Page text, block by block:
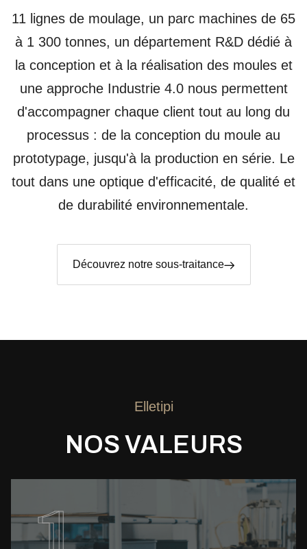
11 lignes de moulage, un parc machines de 65
à 1 300 tonnes, un département R&D dédié à
la conception et à la réalisation des moules et
une approche Industrie 4.0 nous permettent
d'accompagner chaque client tout au long du
processus : de la conception du moule au
prototypage, jusqu'à la production en série. Le
tout dans une optique d'efficacité, de qualité et
de durabilité environnementale.
Découvrez notre sous-traitance
Elletipi
NOS VALEURS